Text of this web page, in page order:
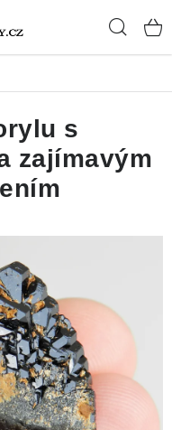
osobních údajů
s
zajímavým